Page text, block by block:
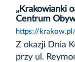
„Krakowianki
Centrum
https://
Z okazji Dnia
przy ul.